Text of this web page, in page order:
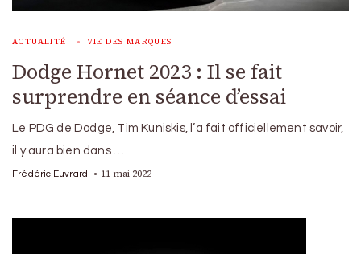
ACTUALITÉ VIE DES MARQUES
Dodge Hornet 2023 : Il se fait
surprendre en séance d’essai
Le PDG de Dodge, Tim Kuniskis, l’a fait officiellement savoir,
il y aura bien dans …
Frédéric Euvrard 11 mai 2022